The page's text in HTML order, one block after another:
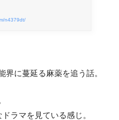
n4379dt/
界に蔓延る麻薬を追う話。
ラマを見ている感じ。